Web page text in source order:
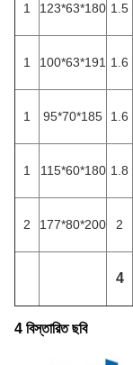
1 123*63*180 1.5
1 100*63*191 1.6
1 95*70*185 1.6
1 115*60*180 1.8
2 177*80*200 2
4
4 বিস্তারিত ছবি